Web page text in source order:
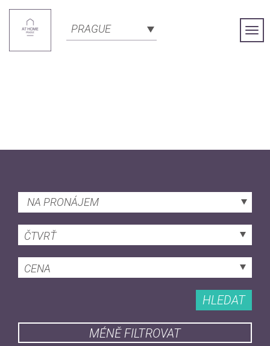
PRAGUE
NA PRONÁJEM
ČTVRŤ
CENA
HLEDAT
MÉNĚ FILTROVAT